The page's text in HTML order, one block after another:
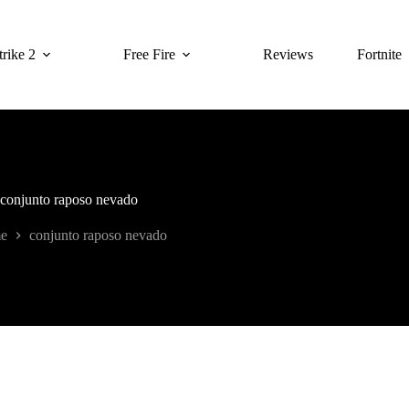
2 Free Fire Reviews Fortnite
conjunto raposo nevado
conjunto raposo nevado